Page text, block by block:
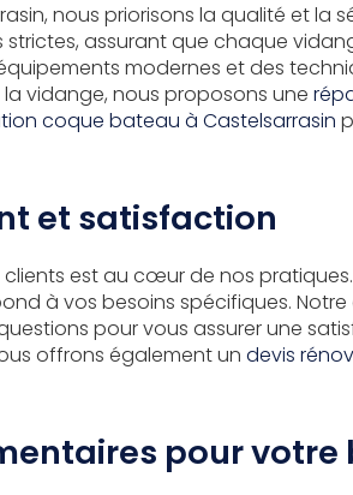
nous priorisons la qualité et la
strictes, assurant que chaque
modernes et des
vidange, nous proposons une
coque bateau à Castelsarrasin
et satisfaction
est au cœur de nos
à vos besoins spécifiques.
pour vous assurer une
offrons également un devis
pour votre